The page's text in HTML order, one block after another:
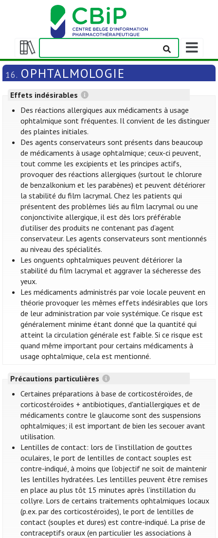
Afficher/masquer
la
table
matières
Afficher/
la
barre
navigation
16. OPHTALMOLOGIE
Effets indésirables
Des réactions allergiques aux médicaments à usage
ophtalmique sont fréquentes. Il convient de les distinguer
des plaintes initiales.
Des agents conservateurs sont présents dans beaucoup
de médicaments à usage ophtalmique; ceux-ci peuvent,
tout comme les excipients et les principes actifs,
provoquer des réactions allergiques (surtout le chlorure
de benzalkonium et les parabènes) et peuvent détériorer
la stabilité du film lacrymal. Chez les patients qui
présentent des problèmes liés au film lacrymal ou une
conjonctivite allergique, il est dès lors préférable
d’utiliser des produits ne contenant pas d’agent
conservateur. Les agents conservateurs sont mentionnés
au niveau des spécialités.
Les onguents ophtalmiques peuvent détériorer la
stabilité du film lacrymal et aggraver la sécheresse des
yeux.
Les médicaments administrés par voie locale peuvent en
théorie provoquer les mêmes effets indésirables que lors
de leur administration par voie systémique. Ce risque est
généralement minime étant donné que la quantité qui
atteint la circulation générale est faible. Si ce risque est
quand même important pour certains médicaments à
usage ophtalmique, cela est mentionné.
Précautions particulières
Certaines préparations à base de corticostéroïdes, de
corticostéroïdes + antibiotiques, d'antiallergiques et de
médicaments contre le glaucome sont des suspensions
ophtalmiques; il est important de bien les secouer avant
utilisation.
Lentilles de contact: lors de l’instillation de gouttes
oculaires, le port de lentilles de contact souples est
contre-indiqué, à moins que l’objectif ne soit de maintenir
les lentilles hydratées. Les lentilles peuvent être remises
en place au plus tôt 15 minutes après l’instillation du
collyre. Lors de certains traitements ophtalmiques locaux
(p.ex. par des corticostéroïdes), le port de lentilles de
contact (souples et dures) est contre-indiqué. La prise de
contraceptifs oraux (en particulier les associations à